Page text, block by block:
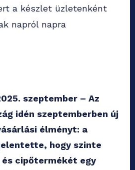
a készlet üzletenként
napról napra
szeptember – Az
idén szeptemberben új
élményt: a
hogy szinte
cipőtermékét egy